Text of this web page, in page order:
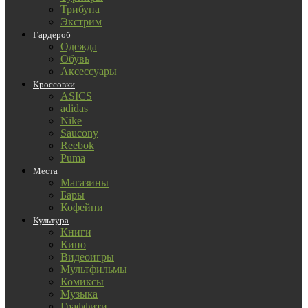
Трибуна
Экстрим
Гардероб
Одежда
Обувь
Аксессуары
Кроссовки
ASICS
adidas
Nike
Saucony
Reebok
Puma
Места
Магазины
Бары
Кофейни
Культура
Книги
Кино
Видеоигры
Мультфильмы
Комиксы
Музыка